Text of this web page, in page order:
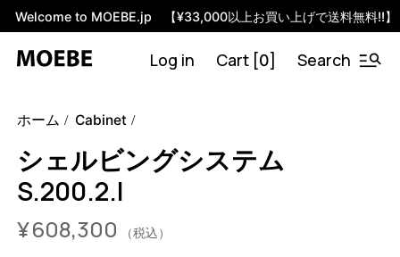
Welcome to MOEBE.jp 【¥33,000以上お買い上げで送料無料!!】
Log in Cart [0] Search
system-s-200-2-i?variant=46591786778856
S.200.2.I.OA.BL0
ホーム Cabinet
シェルビングシステム
S.200.2.I
¥608,300 （税込）